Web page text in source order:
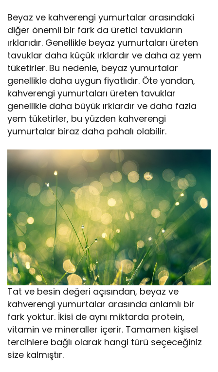
Beyaz ve kahverengi yumurtalar arasındaki
diğer önemli bir fark da üretici tavukların
ırklarıdır. Genellikle beyaz yumurtaları üreten
tavuklar daha küçük ırklardır ve daha az yem
tüketirler. Bu nedenle, beyaz yumurtalar
genellikle daha uygun fiyatlıdır. Öte yandan,
kahverengi yumurtaları üreten tavuklar
genellikle daha büyük ırklardır ve daha fazla
yem tüketirler, bu yüzden kahverengi
yumurtalar biraz daha pahalı olabilir.
Tat ve besin değeri açısından, beyaz ve
kahverengi yumurtalar arasında anlamlı bir
fark yoktur. İkisi de aynı miktarda protein,
vitamin ve mineraller içerir. Tamamen kişisel
tercihlere bağlı olarak hangi türü seçeceğiniz
size kalmıştır.